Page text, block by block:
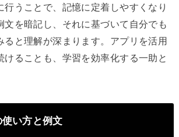
行うことで、記憶に定着しやすくなり
文を暗記し、それに基づいて自分でも
ると理解が深まります。アプリを活用
けることも、学習を効率化する一助と
い方と例文